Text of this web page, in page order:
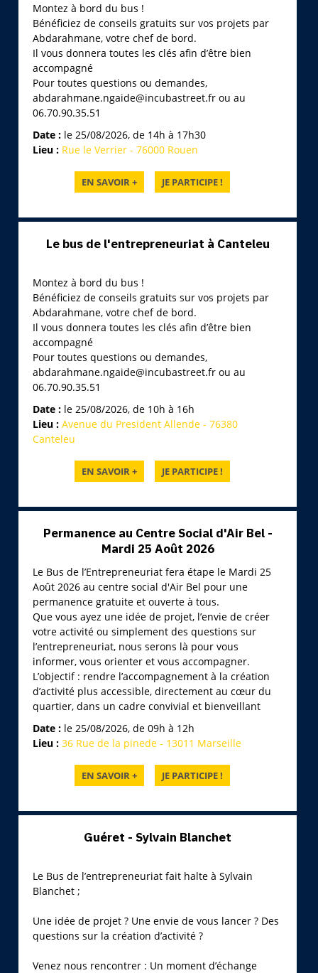
Montez à bord du bus !
Bénéficiez de conseils gratuits sur vos projets par
Abdarahmane, votre chef de bord.
Il vous donnera toutes les clés afin d’être bien
accompagné
Pour toutes questions ou demandes,
abdarahmane.ngaide@incubastreet.fr ou au
06.70.90.35.51
Date : le 25/08/2026, de 14h à 17h30
Lieu : Rue le Verrier - 76000 Rouen
Le bus de l'entrepreneuriat à Canteleu
Montez à bord du bus !
Bénéficiez de conseils gratuits sur vos projets par
Abdarahmane, votre chef de bord.
Il vous donnera toutes les clés afin d’être bien
accompagné
Pour toutes questions ou demandes,
abdarahmane.ngaide@incubastreet.fr ou au
06.70.90.35.51
Date : le 25/08/2026, de 10h à 16h
Lieu : Avenue du President Allende - 76380
Canteleu
Permanence au Centre Social d'Air Bel -
Mardi 25 Août 2026
Le Bus de l’Entrepreneuriat fera étape le Mardi 25
Août 2026 au centre social d'Air Bel pour une
permanence gratuite et ouverte à tous.
Que vous ayez une idée de projet, l’envie de créer
votre activité ou simplement des questions sur
l’entrepreneuriat, nous serons là pour vous
informer, vous orienter et vous accompagner.
L’objectif : rendre l’accompagnement à la création
d’activité plus accessible, directement au cœur du
quartier, dans un cadre convivial et bienveillant
Date : le 25/08/2026, de 09h à 12h
Lieu : 36 Rue de la pinede - 13011 Marseille
Guéret - Sylvain Blanchet
Le Bus de l’entrepreneuriat fait halte à Sylvain
Blanchet ;
Une idée de projet ? Une envie de vous lancer ? Des
questions sur la création d’activité ?
Venez nous rencontrer : Un moment d’échange